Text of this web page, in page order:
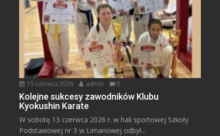
15 czerwca 2026 admin 0
Kolejne sukcesy zawodników Klubu
Kyokushin Karate
W sobotę 13 czerwca 2026 r. w hali sportowej Szkoły
Podstawowej nr 3 w Limanowej odbył...